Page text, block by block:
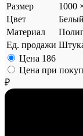
Размер
1000
Цвет
Материал
Ед. продажи
Цена 186
Цена при
₽